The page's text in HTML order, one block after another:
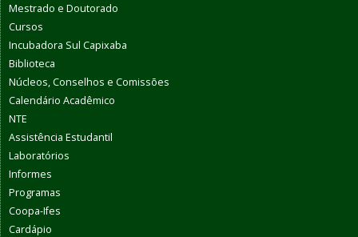
Mestrado e Doutorado
Cursos
Incubadora Sul Capixaba
Biblioteca
Núcleos, Conselhos e Comissões
Calendário Acadêmico
NTE
Assistência Estudantil
Laboratórios
Informes
Programas
Coopa-Ifes
Cardápio